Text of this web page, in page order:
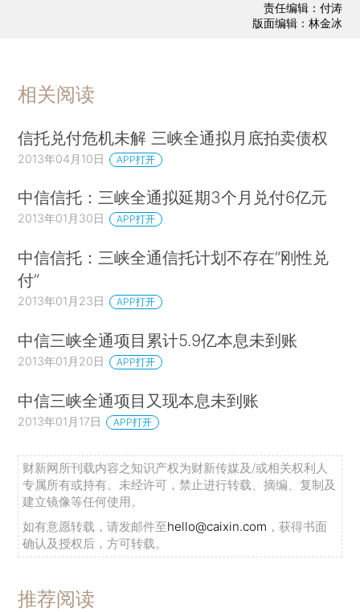
责任编辑：付涛
版面编辑：林金冰
相关阅读
信托兑付危机未解 三峡全通拟月底拍卖债权
2013年04月10日 APP打开
中信信托：三峡全通拟延期3个月兑付6亿元
2013年01月30日 APP打开
中信信托：三峡全通信托计划不存在“刚性兑
付”
2013年01月23日 APP打开
中信三峡全通项目累计5.9亿本息未到账
2013年01月20日 APP打开
中信三峡全通项目又现本息未到账
2013年01月17日 APP打开
财新网所刊载内容之知识产权为财新传媒及/或相关权利人
专属所有或持有。未经许可，禁止进行转载、摘编、复制及
建立镜像等任何使用。
如有意愿转载，请发邮件至hello@caixin.com ，获得书面
确认及授权后，方可转载。
推荐阅读